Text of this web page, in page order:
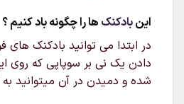
اینبادکنک ها را چگونه باد کنیم ؟
در ابتدا می توانید بادکنک های
دادن یک نی بر سوپاپی که روی
شده و دمیدن در آن میتوانید به